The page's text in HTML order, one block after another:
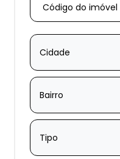
Cidade
Bairro
Tipo